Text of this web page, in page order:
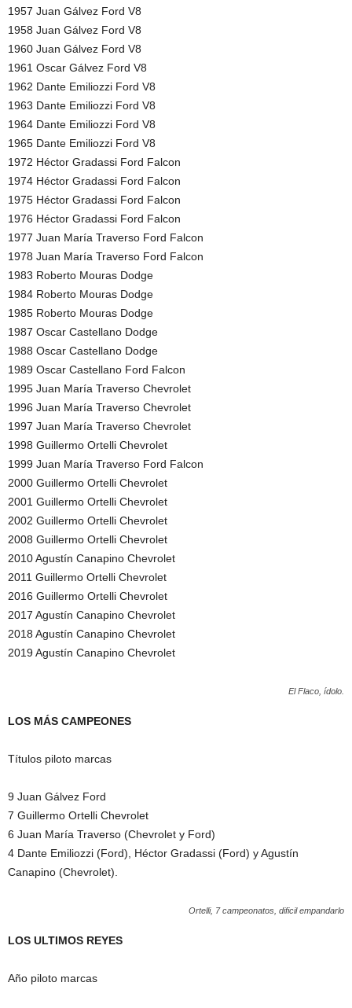
1957 Juan Gálvez Ford V8
1958 Juan Gálvez Ford V8
1960 Juan Gálvez Ford V8
1961 Oscar Gálvez Ford V8
1962 Dante Emiliozzi Ford V8
1963 Dante Emiliozzi Ford V8
1964 Dante Emiliozzi Ford V8
1965 Dante Emiliozzi Ford V8
1972 Héctor Gradassi Ford Falcon
1974 Héctor Gradassi Ford Falcon
1975 Héctor Gradassi Ford Falcon
1976 Héctor Gradassi Ford Falcon
1977 Juan María Traverso Ford Falcon
1978 Juan María Traverso Ford Falcon
1983 Roberto Mouras Dodge
1984 Roberto Mouras Dodge
1985 Roberto Mouras Dodge
1987 Oscar Castellano Dodge
1988 Oscar Castellano Dodge
1989 Oscar Castellano Ford Falcon
1995 Juan María Traverso Chevrolet
1996 Juan María Traverso Chevrolet
1997 Juan María Traverso Chevrolet
1998 Guillermo Ortelli Chevrolet
1999 Juan María Traverso Ford Falcon
2000 Guillermo Ortelli Chevrolet
2001 Guillermo Ortelli Chevrolet
2002 Guillermo Ortelli Chevrolet
2008 Guillermo Ortelli Chevrolet
2010 Agustín Canapino Chevrolet
2011 Guillermo Ortelli Chevrolet
2016 Guillermo Ortelli Chevrolet
2017 Agustín Canapino Chevrolet
2018 Agustín Canapino Chevrolet
2019 Agustín Canapino Chevrolet
El Flaco, ídolo.
LOS MÁS CAMPEONES
Títulos piloto marcas
9 Juan Gálvez Ford
7 Guillermo Ortelli Chevrolet
6 Juan María Traverso (Chevrolet y Ford)
4 Dante Emiliozzi (Ford), Héctor Gradassi (Ford) y Agustín
Canapino (Chevrolet).
Ortelli, 7 campeonatos, dificil empandarlo
LOS ULTIMOS REYES
Año piloto marcas